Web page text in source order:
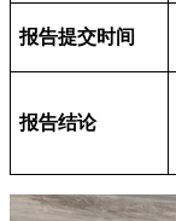
报告提交时间
报告结论